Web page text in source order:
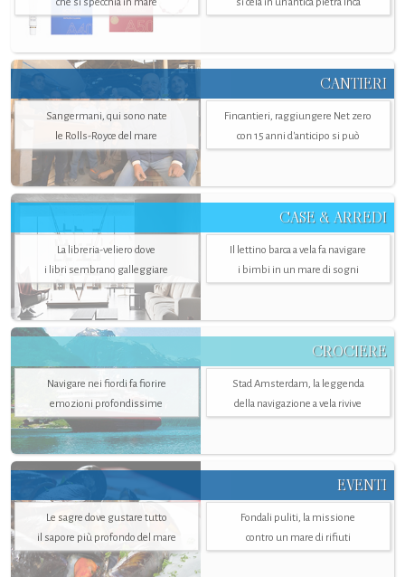
CANTIERI
Sangermani, qui sono nate
le Rolls-Royce del mare
Fincantieri, raggiungere Net zero
con 15 anni d'anticipo si può
CASE & ARREDI
La libreria-veliero dove
i libri sembrano galleggiare
Il lettino barca a vela fa navigare
i bimbi in un mare di sogni
CROCIERE
Navigare nei fiordi fa fiorire
emozioni profondissime
Stad Amsterdam, la leggenda
della navigazione a vela rivive
EVENTI
Le sagre dove gustare tutto
il sapore più profondo del mare
Fondali puliti, la missione
contro un mare di rifiuti